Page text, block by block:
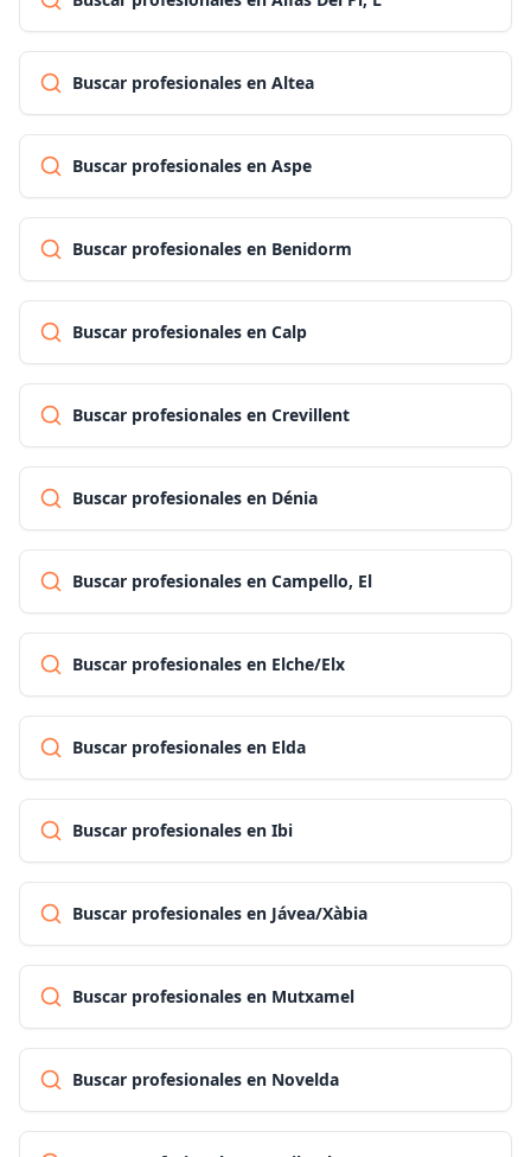
Buscar profesionales en Altea
Buscar profesionales en Aspe
Buscar profesionales en Benidorm
Buscar profesionales en Calp
Buscar profesionales en Crevillent
Buscar profesionales en Dénia
Buscar profesionales en Campello, El
Buscar profesionales en Elche/Elx
Buscar profesionales en Elda
Buscar profesionales en Ibi
Buscar profesionales en Jávea/Xàbia
Buscar profesionales en Mutxamel
Buscar profesionales en Novelda